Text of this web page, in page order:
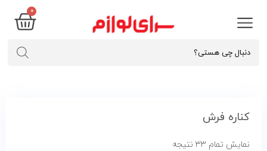
0
کناره فرش
نمایش تمام ۳۳ نتیجه